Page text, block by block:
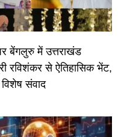
बेंगलुरु में उत्तराखंड
रविशंकर से ऐतिहासिक भेंट,
विशेष संवाद